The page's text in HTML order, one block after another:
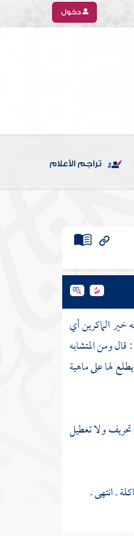
دخول
تراجم الأعلام
خير الماكرين أي
قال ومن المتشابه
لها على ماهية
ولا تعطيل
. انتهى .